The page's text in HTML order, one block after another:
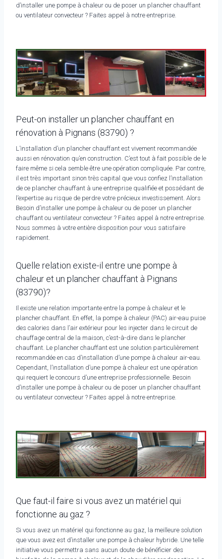
d’installer une pompe à chaleur ou de poser un plancher chauffant
ou ventilateur convecteur ? Faites appel à notre entreprise.
Peut-on installer un plancher chauffant en
rénovation à Pignans (83790) ?
L’installation d’un plancher chauffant est vivement recommandée
aussi en rénovation qu’en construction. C’est tout à fait possible de le
faire même si cela semble être une opération compliquée. Par contre,
il est très important sinon très capital que vous confiez l’installation
de ce plancher chauffant à une entreprise qualifiée et possédant de
l’expertise au risque de perdre votre précieux investissement. Alors
Besoin d’installer une pompe à chaleur ou de poser un plancher
chauffant ou ventilateur convecteur ? Faites appel à notre entreprise.
Nous sommes à votre entière disposition pour vous satisfaire
rapidement.
Quelle relation existe-il entre une pompe à
chaleur et un plancher chauffant à Pignans
(83790)?
Il existe une relation importante entre la pompe à chaleur et le
plancher chauffant. En effet, la pompe à chaleur (PAC) air-eau puise
des calories dans l’air extérieur pour les injecter dans le circuit de
chauffage central de la maison, c’est-à-dire dans le plancher
chauffant. Le plancher chauffant est une solution particulièrement
recommandée en cas d’installation d’une pompe à chaleur air-eau.
Cependant, l’installation d’une pompe à chaleur est une opération
qui requiert le concours d’une entreprise professionnelle. Besoin
d’installer une pompe à chaleur ou de poser un plancher chauffant
ou ventilateur convecteur ? Faites appel à notre entreprise.
Que faut-il faire si vous avez un matériel qui
fonctionne au gaz ?
Si vous avez un matériel qui fonctionne au gaz, la meilleure solution
que vous avez est d’installer une pompe à chaleur hybride. Une telle
initiative vous permettra sans aucun doute de bénéficier des